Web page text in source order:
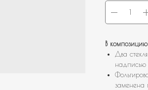
В
Два
надписью
заменена